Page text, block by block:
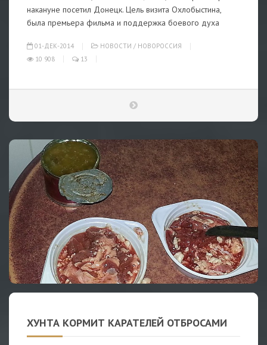
накануне посетил Донецк. Цель визита Охлобыстина,
была премьера фильма и поддержка боевого духа
01-ДЕК-2014 НОВОСТИ / НОВОРОССИЯ
10 908
13
ХУНТА КОРМИТ КАРАТЕЛЕЙ ОТБРОСАМИ